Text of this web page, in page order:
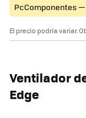
PcComponentes —
El precio podría variar.
Ventilador
Edge